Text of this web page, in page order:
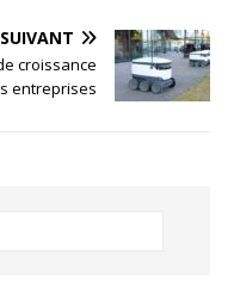
SUIVANT
croissance
entreprises